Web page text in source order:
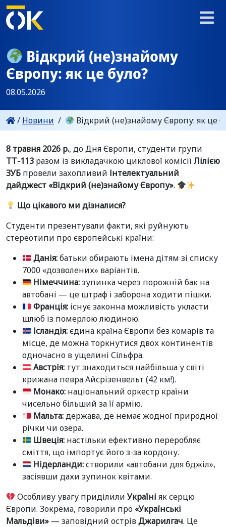
Відкрий (не)знайому
Європу: як це було?
08.05.2026
/ Новини / Відкрий (не)знайому Європу: як це
8 травня 2026 р., до Дня Європи, студенти групи
ТТ-113 разом із викладачкою циклової комісії Лілією
ЗУБ провели захопливий Інтелектуальний
дайджест «Відкрий (не)знайому Європу».
Що цікавого ми дізналися?
Студенти презентували факти, які руйнують
стереотипи про європейські країни:
Данія:батьки обирають імена дітям зі списку
7000 «дозволених» варіантів.
Німеччина:зупинка через порожній бак на
автобані — це штраф і заборона ходити пішки.
Франція: існує законна можливість укласти
шлюб із померлою людиною.
Ісландія:єдина країна Європи без комарів та
місце, де можна торкнутися двох континентів
одночасно в ущелині Сільфра.
Австрія: тут знаходиться найбільша у світі
крижана певра Айсрізенвельт (42 км!).
Монако: національний оркестр країни
чисельно більший за її армію.
Мальта:держава, де немає жодної природної
річки чи озера.
Швеція: настільки ефективно переробляє
сміття, що імпортує його з-за кордону.
Нідерланди:створили «автобани для бджіл»,
засіявши дахи зупинок квітами.
Особливу увагу приділилиУкраїні як серцю
Європи. Зокрема, говорили про «Українські
Мальдіви» — заповідний острівДжарилгач. Це